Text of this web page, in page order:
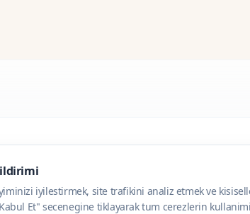
iyilestirmek, site trafikini analiz etmek ve
Et" secenegine tiklayarak tum cerezlerin